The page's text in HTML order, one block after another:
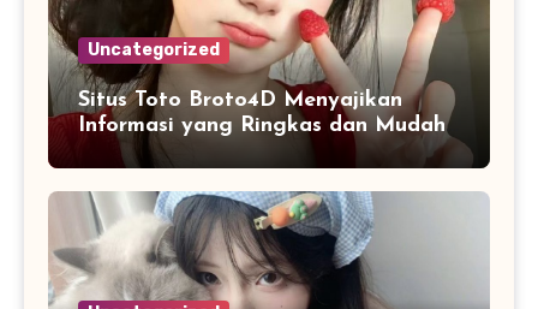
Uncategorized
Situs Toto Broto4D Menyajikan
Informasi yang Ringkas dan Mudah
Dipahami